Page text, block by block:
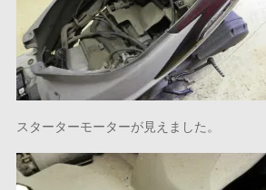
スターターモーターが見えました。